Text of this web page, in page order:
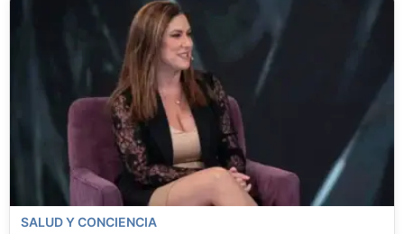
SALUD Y CONCIENCIA